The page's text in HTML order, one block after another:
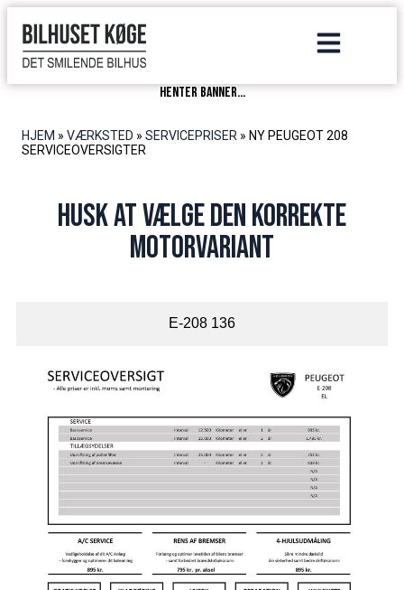
henter banner...
HJEM » VÆRKSTED » SERVICEPRISER » NY PEUGEOT 208
SERVICEOVERSIGTER
Husk at vælge den korrekte
motorvariant
E-208 136